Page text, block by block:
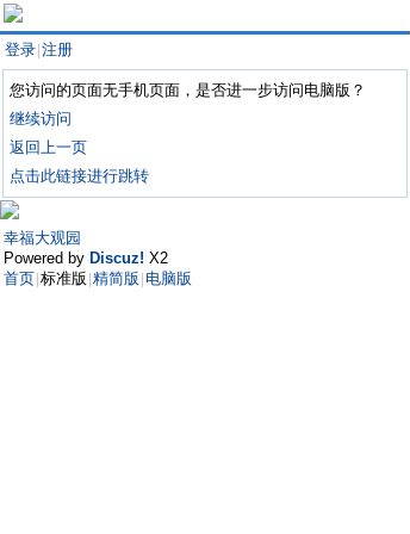
登录 注册
您访问的页面无手机页面，是否进一步访问电脑版？
继续访问
返回上一页
点击此链接进行跳转
幸福大观园
Powered by Discuz! X2
首页 标准版 精简版 电脑版